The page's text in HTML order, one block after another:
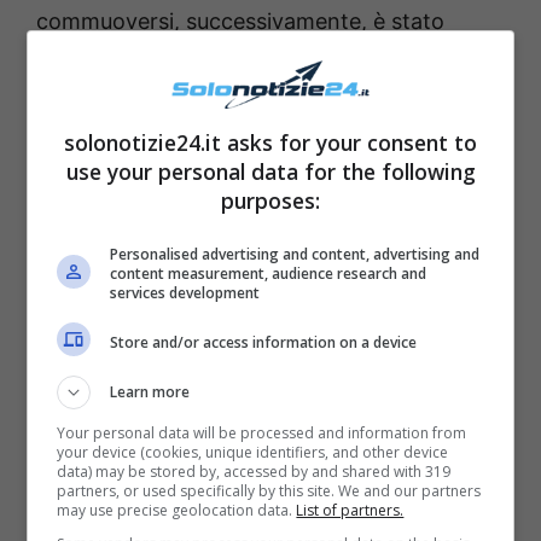
commuoversi, successivamente, è stato
anche lo stretto Riccardo Guarnieri. Sedare e
ricomporre la situazione è spettato alla
conduttrice Maria De Filippi che è riuscita a
riportare la serenità facendo persino
stringere la mano ai due corteggiatori. Poi è
entrata maggiormente nel rapporto che lega i
due ex per cercare di capire cosa ancora è
recuperabile secondo i diretti interessati di
Dal suo comportamento è apparso chiaro
che l’ex Riccardo Guarnieri è ancora molto
geloso di Ida Platano e questo significa che
solonotizie24.it asks for your consent to
use your personal data for the following
purposes:
Personalised advertising and content, advertising and
content measurement, audience research and
services development
Store and/or access information on a device
Learn more
Your personal data will be processed and information from
your device (cookies, unique identifiers, and other device
data) may be stored by, accessed by and shared with 319
partners, or used specifically by this site. We and our partners
may use precise geolocation data. List of partners.